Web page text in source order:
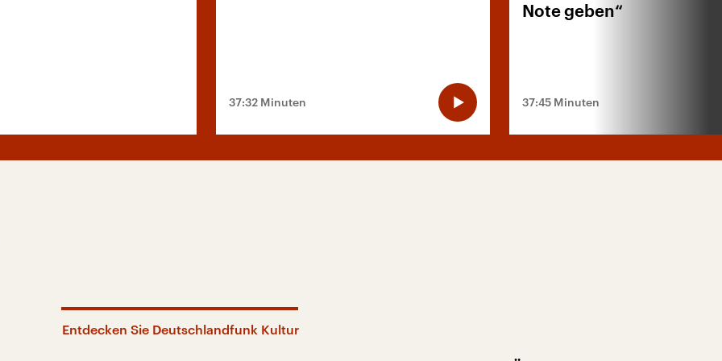
37:32 Minuten
Note geben“
37:45 Minuten
Entdecken Sie Deutschlandfunk Kultur